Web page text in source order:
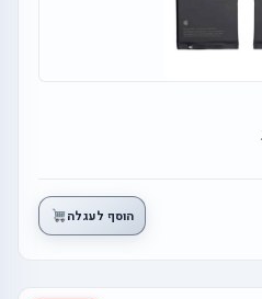
הוסף לעגלה